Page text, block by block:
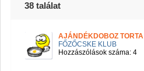
38 találat
AJÁNDÉKDOBOZ TORTA
FŐZŐCSKE KLUB
Hozzászólások száma: 4